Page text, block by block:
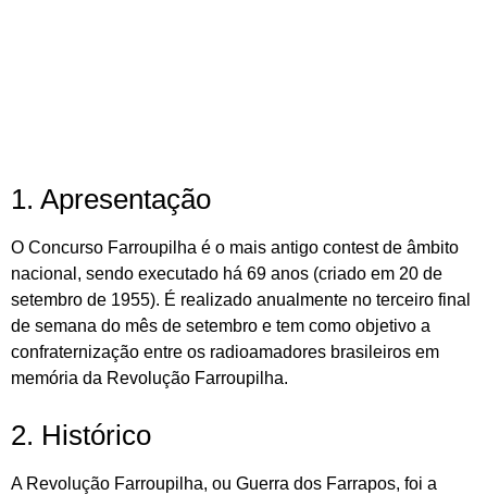
1. Apresentação
O Concurso Farroupilha é o mais antigo contest de âmbito
nacional, sendo executado há 69 anos (criado em 20 de
setembro de 1955). É realizado anualmente no terceiro final
de semana do mês de setembro e tem como objetivo a
confraternização entre os radioamadores brasileiros em
memória da Revolução Farroupilha.
2. Histórico
A Revolução Farroupilha, ou Guerra dos Farrapos, foi a